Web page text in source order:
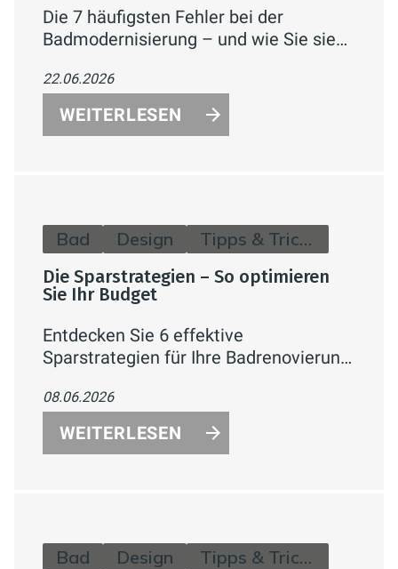
Die 7 häufigsten Fehler bei der
Badmodernisierung – und wie Sie sie
Handwerker und verfügbaren
Förderungen von Anfang an vermeiden.
22.06.2026
WEITERLESEN
Bad Design Tipps & Tricks
Die Sparstrategien – So optimieren
Sie Ihr Budget
Entdecken Sie 6 effektive
Sparstrategien für Ihre Badrenovierung
Fördermittel bis hin zu Eigenleistung.
So holen Sie das Maximum aus Ihrem
Budget heraus.
08.06.2026
WEITERLESEN
Bad Design Tipps & Tricks